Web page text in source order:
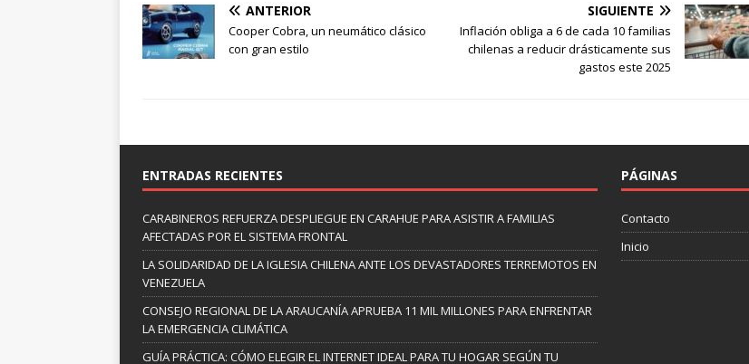
ANTERIOR
Cooper Cobra, un neumático clásico
con gran estilo
SIGUIENTE
Inflación obliga a 6 de cada 10 familias
chilenas a reducir drásticamente sus
gastos este 2025
ENTRADAS RECIENTES
CARABINEROS REFUERZA DESPLIEGUE EN CARAHUE PARA ASISTIR A FAMILIAS
AFECTADAS POR EL SISTEMA FRONTAL
LA SOLIDARIDAD DE LA IGLESIA CHILENA ANTE LOS DEVASTADORES TERREMOTOS EN
VENEZUELA
CONSEJO REGIONAL DE LA ARAUCANÍA APRUEBA 11 MIL MILLONES PARA ENFRENTAR
LA EMERGENCIA CLIMÁTICA
GUÍA PRÁCTICA: CÓMO ELEGIR EL INTERNET IDEAL PARA TU HOGAR SEGÚN TU
PÁGINAS
Contacto
Inicio